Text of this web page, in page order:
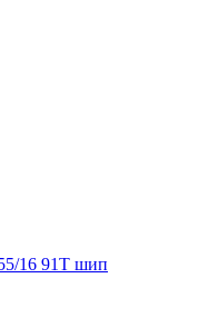
16 91T шип